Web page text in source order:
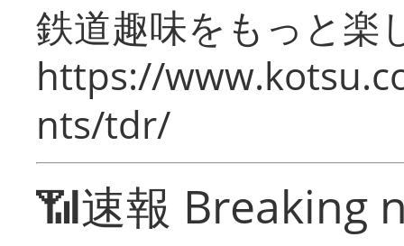
鉄道趣味をもっと楽
https://
nts/tdr/
📶速報 Breaking